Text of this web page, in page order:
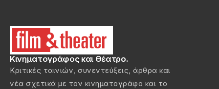
Κινηματογράφος και Θέατρο.
Κριτικές ταινιών, συνεντεύξεις, άρθρα και
νέα σχετικά με τον κινηματογράφο και το